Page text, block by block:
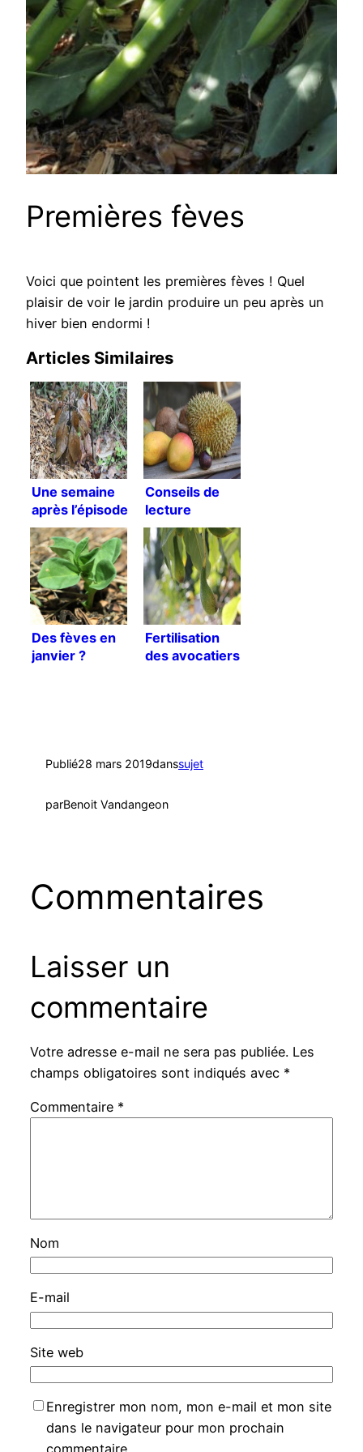
Premières fèves
Voici que pointent les premières fèves ! Quel
plaisir de voir le jardin produire un peu après un
hiver bien endormi !
Articles Similaires
Une semaine
après l’épisode
de froid
Conseils de
lecture
Des fèves en
janvier ?
Fertilisation
des avocatiers
Publié28 mars 2019danssujet
parBenoit Vandangeon
Commentaires
Laisser un
commentaire
Votre adresse e-mail ne sera pas publiée. Les
champs obligatoires sont indiqués avec *
Commentaire *
Nom
E-mail
Site web
Enregistrer mon nom, mon e-mail et mon site
dans le navigateur pour mon prochain